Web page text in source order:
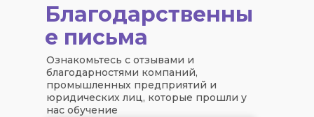
Благодарственны
е письма
Ознакомьтесь с отзывами и
благодарностями компаний,
промышленных предприятий и
юридических лиц, которые прошли у
нас обучение